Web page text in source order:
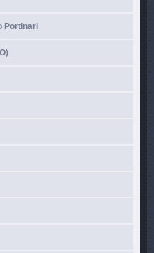
Portinari